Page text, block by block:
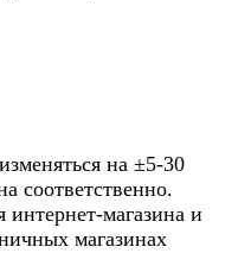
на ±5-30
соответственно.
интернет-магазина и
магазинах